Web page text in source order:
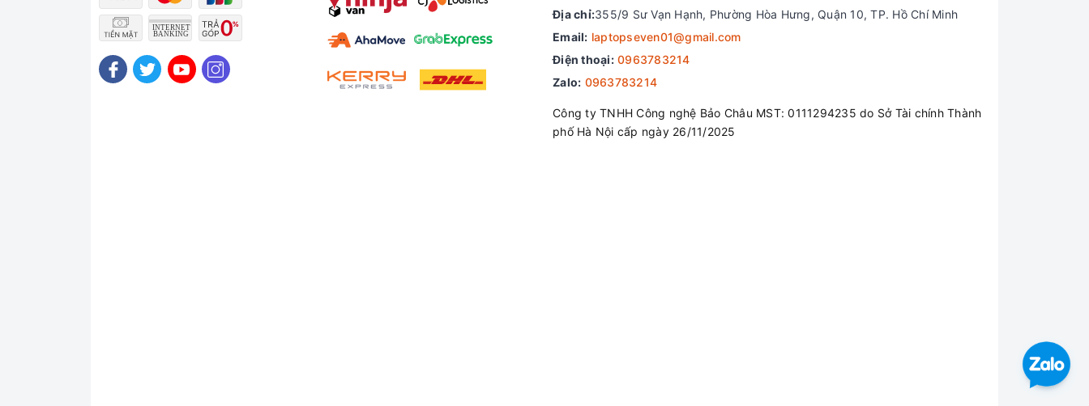
Địa chỉ:355/9 Sư Vạn Hạnh, Phường Hòa Hưng, Quận 10, TP. Hồ Chí Minh
Email: laptopseven01@gmail.com
Điện thoại: 0963783214
Zalo: 0963783214
Công ty TNHH Công nghệ Bảo Châu MST: 0111294235 do Sở Tài chính Thành
phố Hà Nội cấp ngày 26/11/2025